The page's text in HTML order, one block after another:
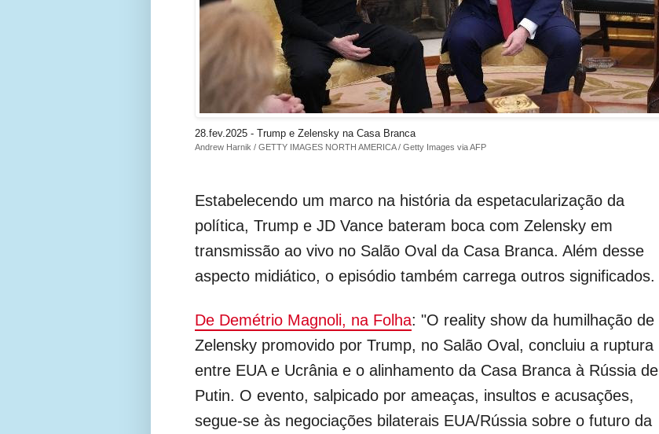
28.fev.2025 - Trump e Zelensky na Casa Branca
Andrew Harnik / GETTY IMAGES NORTH AMERICA / Getty Images via AFP
Estabelecendo um marco na história da espetacularização da
política, Trump e JD Vance bateram boca com Zelensky em
transmissão ao vivo no Salão Oval da Casa Branca. Além desse
aspecto midiático, o episódio também carrega outros significados.
De Demétrio Magnoli, na Folha: "O reality show da humilhação de
Zelensky promovido por Trump, no Salão Oval, concluiu a ruptura
entre EUA e Ucrânia e o alinhamento da Casa Branca à Rússia de
Putin. O evento, salpicado por ameaças, insultos e acusações,
segue-se às negociações bilaterais EUA/Rússia sobre o futuro da